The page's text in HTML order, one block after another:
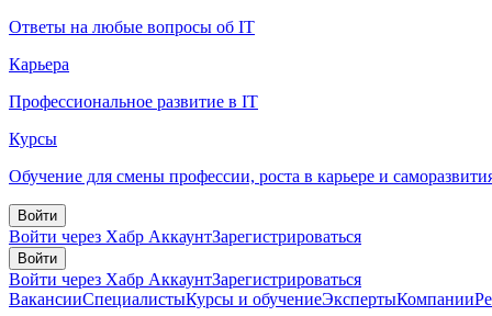
Ответы на любые вопросы об IT
Карьера
Профессиональное развитие в IT
Курсы
Обучение для смены профессии, роста в карьере и
Войти
Войти через Хабр АккаунтЗарегистрироваться
Войти
Войти через Хабр АккаунтЗарегистрироваться
ВакансииСпециалистыКурсы и обучениеЭкспертыКомпании